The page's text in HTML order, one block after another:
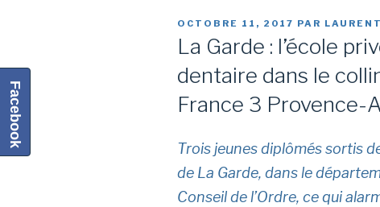
PUBLIÉ
OCTOBRE 11, 2017 PAR
La Garde : l’école
dentaire dans le
France 3 Provence-
Trois jeunes diplômés sortis
de La Garde, dans le
Conseil de l’Ordre, ce qui
Facebook